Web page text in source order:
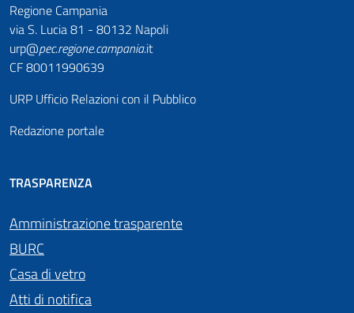
Regione Campania
via S. Lucia 81 - 80132 Napoli
urp@pec.regione.campania.it
CF 80011990639
URP Ufficio Relazioni con il Pubblico
Redazione portale
TRASPARENZA
Amministrazione trasparente
BURC
Casa di vetro
Atti di notifica